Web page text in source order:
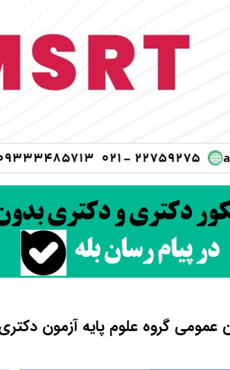
عمومی گروه علوم پایه آزمون دکتری